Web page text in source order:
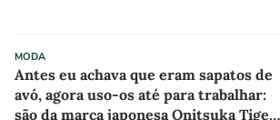
MODA
Antes eu achava que eram sapatos de
avó, agora uso-os até para trabalhar:
são da marca japonesa Onitsuka Tiger,